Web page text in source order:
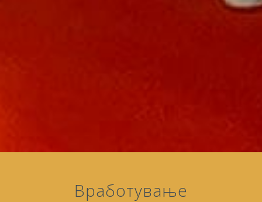
Вработување